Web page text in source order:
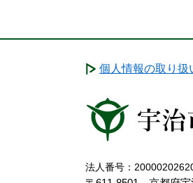
個人情報の取り扱
法人番号：